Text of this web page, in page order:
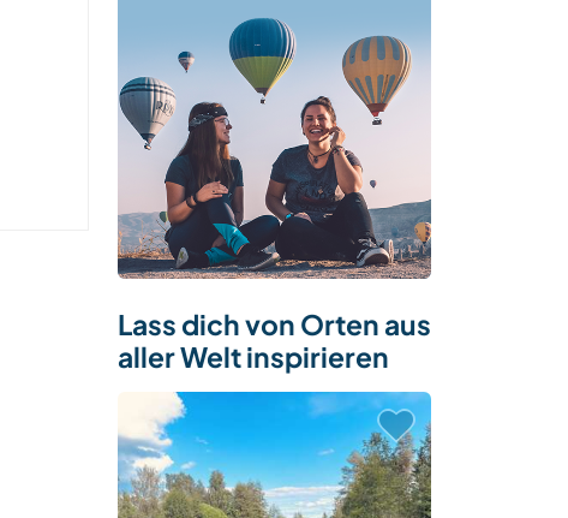
Lass dich von Orten aus
aller Welt inspirieren